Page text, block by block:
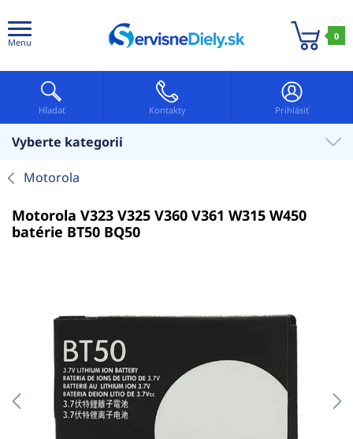
Menu
0
Hľadať Kontakty Prihlásiť
Vyberte kategorii
Motorola
Motorola V323 V325 V360 V361 W315 W450
batérie BT50 BQ50